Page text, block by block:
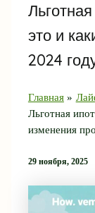
это и
2024
Главная
Льготная
изменения
29 ноября, 2025